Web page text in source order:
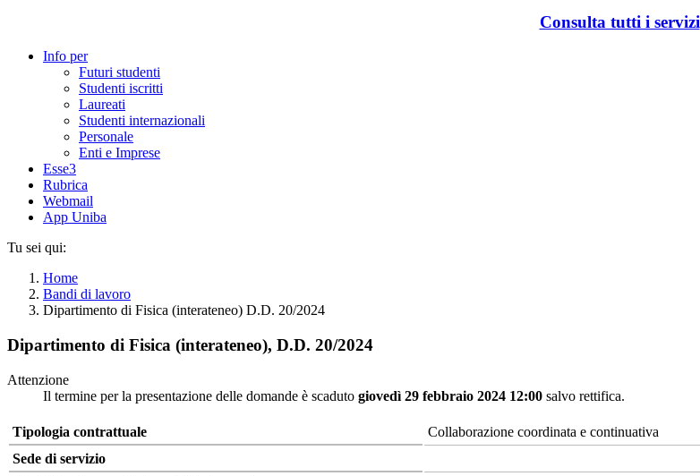
Consulta tutti i servizi
Info per
Futuri studenti
Studenti iscritti
Laureati
Studenti internazionali
Personale
Enti e Imprese
Esse3
Rubrica
Webmail
App Uniba
Tu sei qui:
Home
Bandi di lavoro
Dipartimento di Fisica (interateneo) D.D. 20/2024
Dipartimento di Fisica (interateneo), D.D. 20/2024
Attenzione
Il termine per la presentazione delle domande è scaduto giovedì 29 febbraio 2024 12:00 salvo rettifica.
Tipologia contrattuale
Collaborazione coordinata e continuativa
Sede di servizio